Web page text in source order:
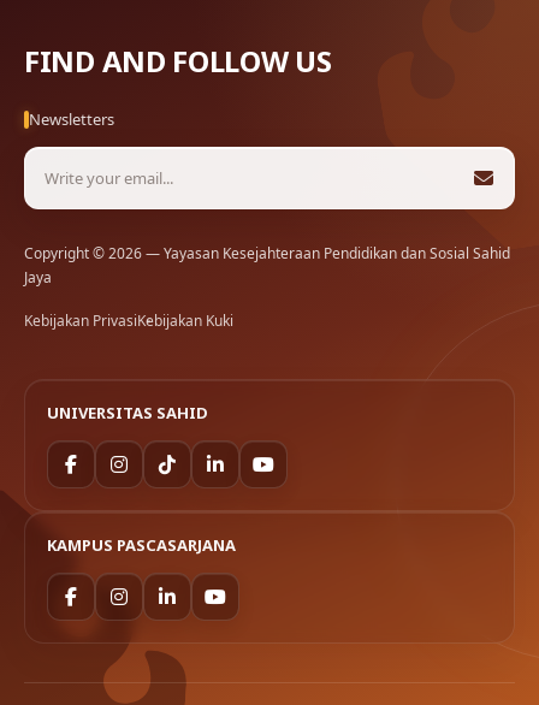
FIND AND FOLLOW US
Newsletters
Copyright © 2026 — Yayasan Kesejahteraan Pendidikan dan Sosial Sahid
Jaya
Kebijakan PrivasiKebijakan Kuki
UNIVERSITAS SAHID
KAMPUS PASCASARJANA